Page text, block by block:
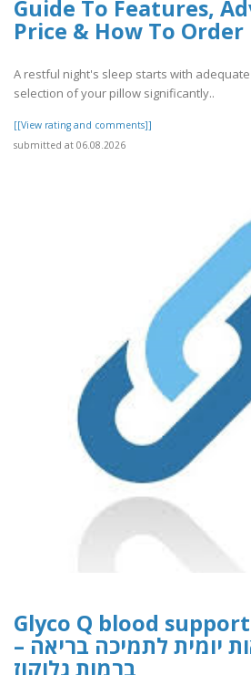
Guide To Features,
Price & How To Order
A restful night's sleep starts with
selection of your pillow significantly..
[[View rating and comments]]
submitted at 06.08.2026
Glyco Q blood
– פורמולת בריאות יומית לתמיכה בריאה
ברמות גלוקוז